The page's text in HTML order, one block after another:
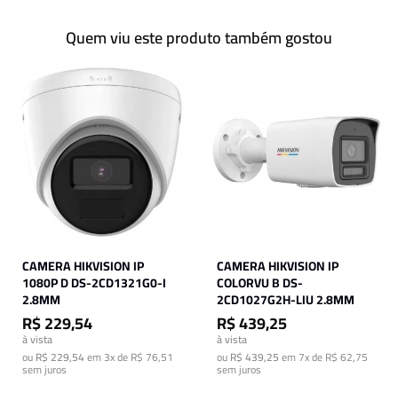
Quem viu este produto também gostou
CAMERA HIKVISION IP
1080P D DS-2CD1321G0-I
2.8MM
R$ 229,54
à vista
ouR$ 229,54em3x de R$ 76,51
sem juros
CAMERA HIKVISION IP
COLORVU B DS-
2CD1027G2H-LIU 2.8MM
R$ 439,25
à vista
ouR$ 439,25em7x de R$ 62,75
sem juros